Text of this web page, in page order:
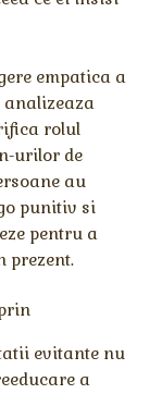
empatica a
analizeaza
rolul
urilor de
au
punitiv si
pentru a
prezent.
evitante nu
a